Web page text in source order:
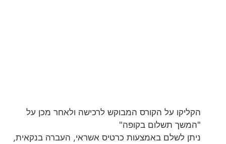
הקליקו על הקורס המבוקש לרכישה ולאחר מכן על
"המשך תשלום בקופה"
ניתן לשלם באמצעות כרטיס אשראי, העברה בנקאית,